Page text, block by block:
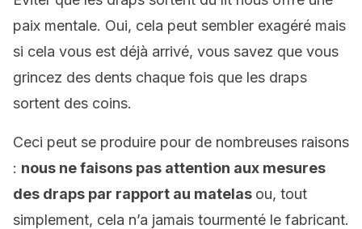
paix mentale. Oui, cela peut sembler exagéré mais
si cela vous est déjà arrivé, vous savez que vous
grincez des dents chaque fois que les draps
sortent des coins.
Ceci peut se produire pour de nombreuses raisons
: nous ne faisons pas attention aux mesures
des draps par rapport au matelas ou, tout
simplement, cela n’a jamais tourmenté le fabricant.